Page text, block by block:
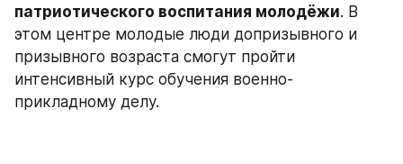
патриотического воспитания молодёжи. В
этом центре молодые люди допризывного и
призывного возраста смогут пройти
интенсивный курс обучения военно-
прикладному делу.